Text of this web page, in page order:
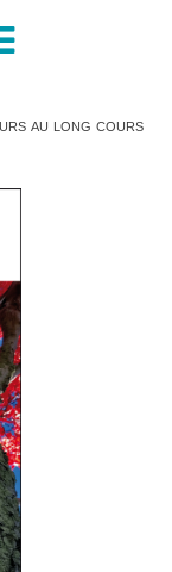
au long cours